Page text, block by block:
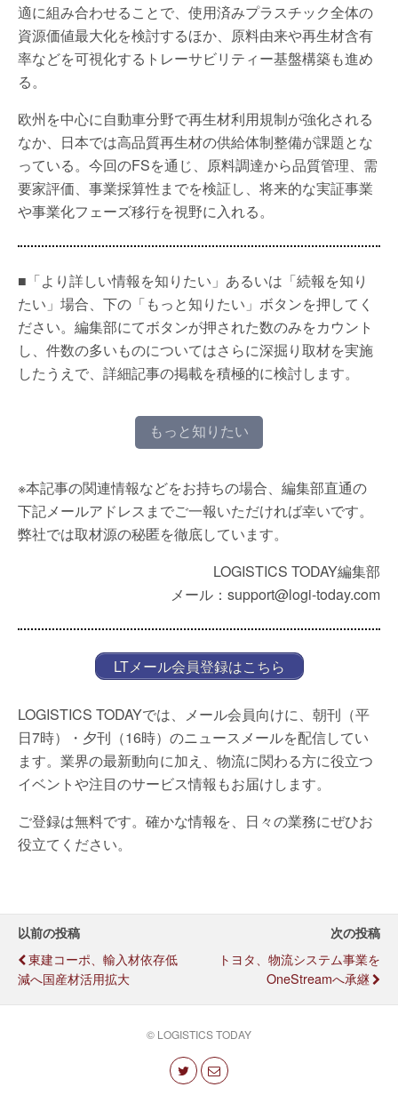
適に組み合わせることで、使用済みプラスチック全体の
資源価値最大化を検討するほか、原料由来や再生材含有
率などを可視化するトレーサビリティー基盤構築も進め
る。
欧州を中心に自動車分野で再生材利用規制が強化される
なか、日本では高品質再生材の供給体制整備が課題とな
っている。今回のFSを通じ、原料調達から品質管理、需
要家評価、事業採算性までを検証し、将来的な実証事業
や事業化フェーズ移行を視野に入れる。
■「より詳しい情報を知りたい」あるいは「続報を知り
たい」場合、下の「もっと知りたい」ボタンを押してく
ださい。編集部にてボタンが押された数のみをカウント
し、件数の多いものについてはさらに深掘り取材を実施
したうえで、詳細記事の掲載を積極的に検討します。
もっと知りたい
※本記事の関連情報などをお持ちの場合、編集部直通の
下記メールアドレスまでご一報いただければ幸いです。
弊社では取材源の秘匿を徹底しています。
LOGISTICS TODAY編集部
メール：support@logi-today.com
LTメール会員登録はこちら
LOGISTICS TODAYでは、メール会員向けに、朝刊（平
日7時）・夕刊（16時）のニュースメールを配信してい
ます。業界の最新動向に加え、物流に関わる方に役立つ
イベントや注目のサービス情報もお届けします。
ご登録は無料です。確かな情報を、日々の業務にぜひお
役立てください。
以前の投稿
東建コーポ、輸入材依存低
減へ国産材活用拡大
次の投稿
トヨタ、物流システム事業を
OneStreamへ承継
© LOGISTICS TODAY